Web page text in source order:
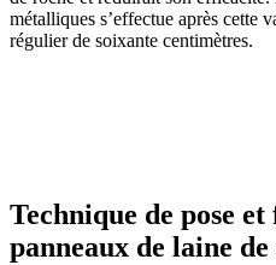
métalliques s’effectue après cette
régulier de soixante centimètres.
Technique de pose
panneaux de laine